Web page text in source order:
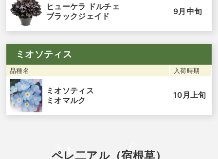
ヒューケラ ドルチェ
ブラックジェイド
9月中旬
ミオソティス
品種名 入荷時期
ミオソティス
ミオマルク
10月上旬
ペレ二アル（宿根草）